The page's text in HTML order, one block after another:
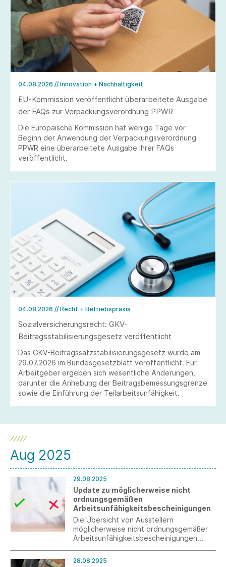
04.08.2026 // Innovation + Nachhaltigkeit
EU-Kommission veröffentlicht überarbeitete Ausgabe
der FAQs zur Verpackungsverordnung PPWR
Die Europäische Kommission hat wenige Tage vor
Beginn der Anwendung der Verpackungsverordnung
PPWR eine überarbeitete Ausgabe ihrer FAQs
veröffentlicht.
04.08.2026 // Recht + Betriebspraxis
Sozialversicherungsrecht: GKV-
Beitragsstabilisierungsgesetz veröffentlicht
Das GKV-Beitragssatzstabilisierungsgesetz wurde am
29.07.2026 im Bundesgesetzblatt veröffentlicht. Für
Arbeitgeber ergeben sich wesentliche Änderungen,
darunter die Anhebung der Beitragsbemessungsgrenze
sowie die Einführung der Teilarbeitsunfähigkeit.
Aug 2025
29.08.2025
Update zu möglicherweise nicht
ordnungsgemäßen
Arbeitsunfähigkeitsbescheinigungen
Die Übersicht von Ausstellern
möglicherweise nicht ordnungsgemäßer
Arbeitsunfähigkeitsbescheinigungen
28.08.2025